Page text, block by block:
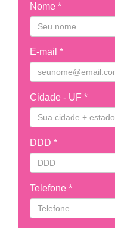
Nome *
E-mail *
Cidade - UF *
DDD *
Telefone *